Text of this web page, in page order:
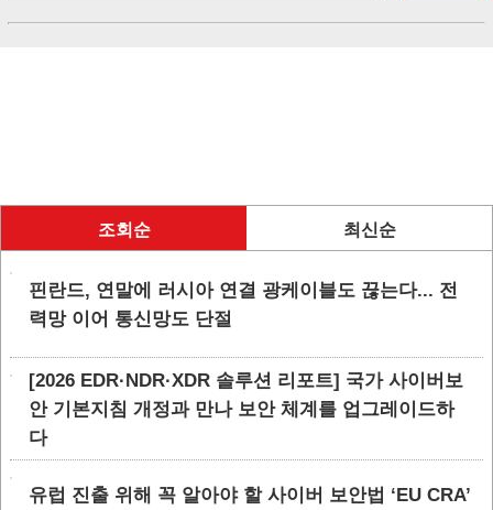
조회순 최신순
핀란드, 연말에 러시아 연결 광케이블도 끊는다... 전
력망 이어 통신망도 단절
[2026 EDR·NDR·XDR 솔루션 리포트] 국가 사이버보
안 기본지침 개정과 만나 보안 체계를 업그레이드하
다
유럽 진출 위해 꼭 알아야 할 사이버 보안법 ‘EU CRA’